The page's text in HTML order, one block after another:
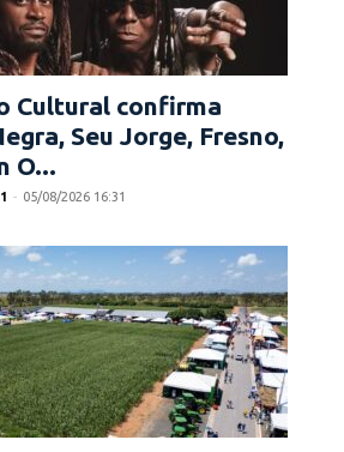
Cultural confirma
Seu Jorge, Fresno,
O...
- 05/08/2026 16:31